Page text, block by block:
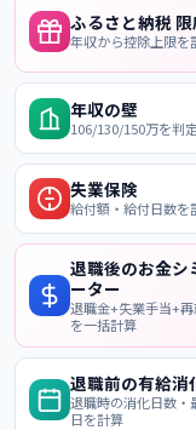
ふるさと納税
年収から控除上限を
年収の壁
106/130/150万を判定
失業保険
給付額・給付日数を
退職後のお金シ
ーター
退職金+失業手当+
を一括計算
退職前の有給消
退職時の消化日数・
日を計算